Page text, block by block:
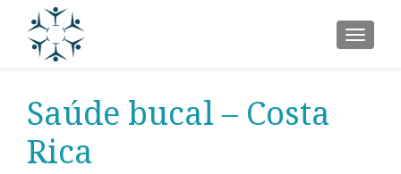
Saúde bucal – Costa
Rica